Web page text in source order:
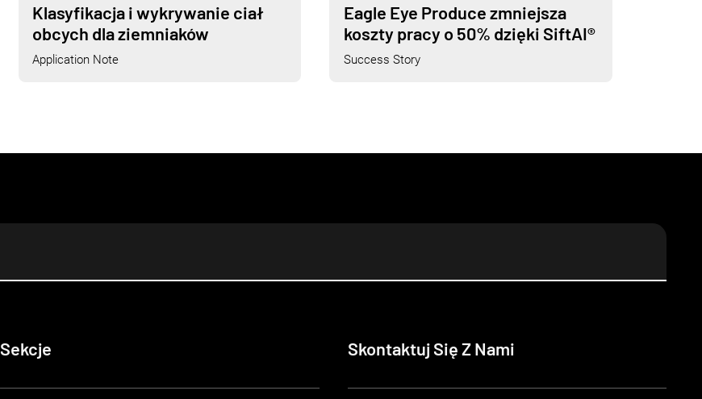
Klasyfikacja i wykrywanie ciał
obcych dla ziemniaków
Application Note
Eagle Eye Produce zmniejsza
koszty pracy o 50% dzięki SiftAI®
Success Story
Sekcje Skontaktuj Się Z Nami